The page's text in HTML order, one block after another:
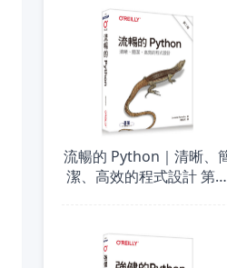
流暢的 Python｜清晰、
潔、高效的程式設計 第二